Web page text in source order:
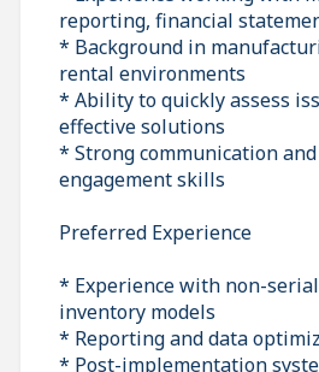
reporting, financial
* Background in
rental environments
* Ability to quickly assess
effective solutions
* Strong communication
engagement skills
Preferred Experience
* Experience with non-
inventory models
* Reporting and data
* Post-implementation